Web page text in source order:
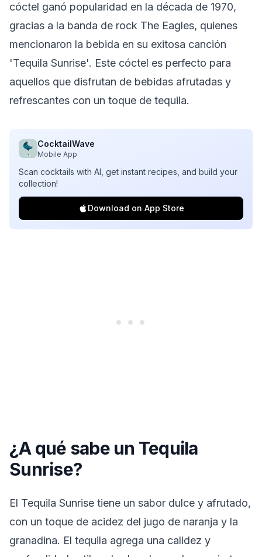
cóctel ganó popularidad en la década de 1970,
gracias a la banda de rock The Eagles, quienes
mencionaron la bebida en su exitosa canción
'Tequila Sunrise'. Este cóctel es perfecto para
aquellos que disfrutan de bebidas afrutadas y
refrescantes con un toque de tequila.
CocktailWave
Mobile App
Scan cocktails with AI, get instant recipes, and build your
collection!
Download on App Store
¿A qué sabe un Tequila
Sunrise?
El Tequila Sunrise tiene un sabor dulce y afrutado,
con un toque de acidez del jugo de naranja y la
granadina. El tequila agrega una calidez y